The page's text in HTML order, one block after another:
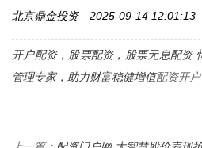
北京鼎金投资 2025-09-14 12:01:13
开户配资，股票配资， 股票无息配资
管理专家，助力财富稳健增值配资开